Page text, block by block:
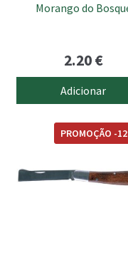
Morango do
2.20€
Adicionar
PROMOÇÃO -